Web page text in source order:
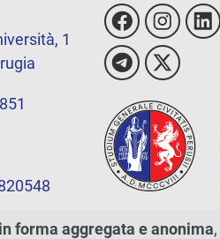
1
forma aggregata e anonima